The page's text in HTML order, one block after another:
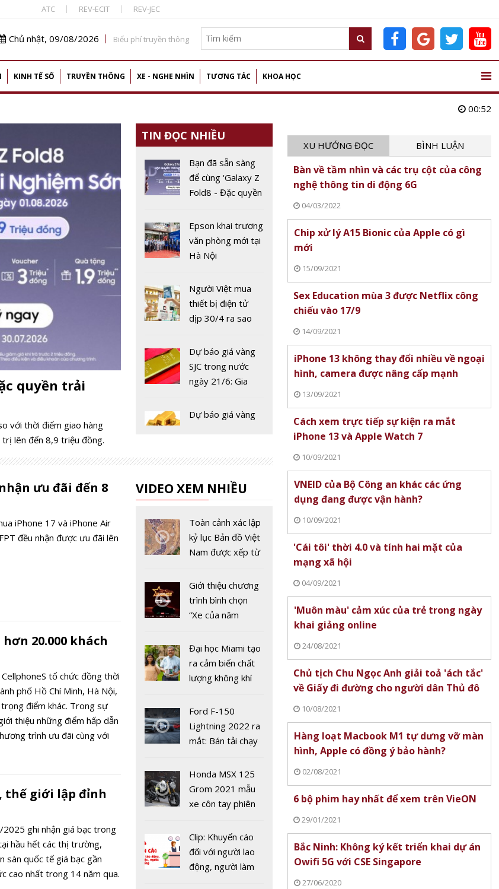
ATC REV-ECIT REV-JEC
Chủ nhật, 09/08/2026 Biểu phí truyền thông
KINH TẾ SỐ TRUYỀN THÔNG XE - NGHE NHÌN TƯƠNG TÁC KHOA HỌC
00:52
quyền trải
với thời điểm giao hàng
lên đến 8,9 triệu đồng.
TIN ĐỌC NHIỀU
Bạn đã sẵn sàng
để cùng 'Galaxy Z
Fold8 - Đặc quyền
Epson khai trương
văn phòng mới tại
Hà Nội
Người Việt mua
thiết bị điện tử
dịp 30/4 ra sao
dẫn dắt năm
2026?
Dự báo giá vàng
SJC trong nước
ngày 21/6: Gia
Cơ hội cho nhà
Dự báo giá vàng
‘bùng nổ’
SJC trong nước
vẫn là ‘kênh trú ẩn
an toàn’
Dự báo giá vàng
ngày 14/5: Mất
mốc 56 triệu
đồng/lượng
ngày 3/4: Bước
vào "sóng" tăng
giá mới
ưu đãi đến 8
iPhone 17 và iPhone Air
đều nhận được ưu đãi lên
20.000 khách
tổ chức đồng thời
phố Hồ Chí Minh, Hà Nội,
điểm khác. Trong sự
thiệu những điểm hấp dẫn
trình ưu đãi cùng với
thế giới lập đỉnh
ghi nhận giá bạc trong
hầu hết các thị trường,
sàn quốc tế giá bạc gần
cao nhất trong 14 năm qua.
VIDEO XEM NHIỀU
Toàn cảnh xác lập
kỷ lục Bản đồ Việt
Nam được xếp từ
năm 2022
Giới thiệu chương
trình bình chọn
“Xe của năm
Đại học Miami tạo
ra cảm biến chất
lượng không khí
19
Ford F-150
Lightning 2022 ra
mắt: Bán tải chạy
chưa đến 40 nghìn
USD
Honda MSX 125
Grom 2021 mẫu
xe côn tay phiên
Clip: Khuyến cáo
đối với người lao
động, người làm
XU HƯỚNG ĐỌC BÌNH LUẬN
Bàn về tầm nhìn và các trụ cột của công
nghệ thông tin di động 6G
04/03/2022
Chip xử lý A15 Bionic của Apple có gì
mới
15/09/2021
Sex Education mùa 3 được Netflix công
chiếu vào 17/9
14/09/2021
iPhone 13 không thay đổi nhiều về ngoại
hình, camera được nâng cấp mạnh
13/09/2021
Cách xem trực tiếp sự kiện ra mắt
iPhone 13 và Apple Watch 7
10/09/2021
VNEID của Bộ Công an khác các ứng
dụng đang được vận hành?
10/09/2021
'Cái tôi' thời 4.0 và tính hai mặt của
mạng xã hội
04/09/2021
'Muôn màu' cảm xúc của trẻ trong ngày
khai giảng online
24/08/2021
Chủ tịch Chu Ngọc Anh giải toả 'ách tắc'
về Giấy đi đường cho người dân Thủ đô
10/08/2021
Hàng loạt Macbook M1 tự dưng vỡ màn
hình, Apple có đồng ý bảo hành?
02/08/2021
6 bộ phim hay nhất để xem trên VieON
29/01/2021
Bắc Ninh: Không ký kết triển khai dự án
Owifi 5G với CSE Singapore
27/06/2020